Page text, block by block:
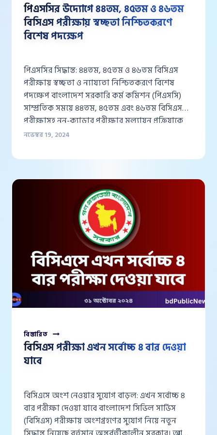
পিএসসির উদ্যোগে ৪৪তম, ৪৫তম ও ৪৬তম
বিসিএস পরীক্ষায় স্বচ্ছতা নিশ্চিতকরণে
বিশেষ পদক্ষেপ
নভেম্বর 19, 2024
পিএসসির সিদ্ধান্ত: ৪৪তম, ৪৫তম ও ৪৬তম বিসিএস
পরীক্ষায় স্বচ্ছতা ও ন্যায্যতা নিশ্চিতকরণে বিশেষ
পদক্ষেপ বাংলাদেশ সরকারি কর্ম কমিশন (পিএসসি)
সাম্প্রতিক সময়ে ৪৪তম, ৪৫তম এবং ৪৬তম বিসিএস
পরীক্ষাসহ নন-ক্যাডার পরীক্ষার মূল্যায়ন প্রক্রিয়াকে
আরও স্বচ্ছ, ন্যায্য ও নিরপেক্ষ করার জন্য যুগান্তকারী
চেয়ারম্যান এবং কমিশনের ৮ জন সদস্য একত্রে
উদ্যোগে
৪৪তম,
৪৫তম
ও
পরীক্ষায়
স্বচ্ছতা
নিশ্চিতকরণে
বিশেষ
পদক্ষেপ
বিসিএস পরীক্ষা এখন সর্বোচ্চ ৪ বার দেওয়া
যাবে
বিসিএসে অংশ নেওয়ার সুযোগ বাড়ল: এখন সর্বোচ্চ ৪
বার পরীক্ষা দেওয়া যাবে বাংলাদেশ সিভিল সার্ভিস
(বিসিএস) পরীক্ষায় অংশগ্রহণের সুযোগ নিয়ে নতুন
বিস্তারিত বিসিএস
পরীক্ষা
এখন
দেওয়া
যাবে